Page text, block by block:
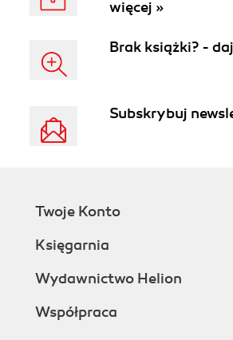
więcej »
Brak książki? -
Subskrybuj
Twoje Konto
Księgarnia
Wydawnictwo Helion
Współpraca